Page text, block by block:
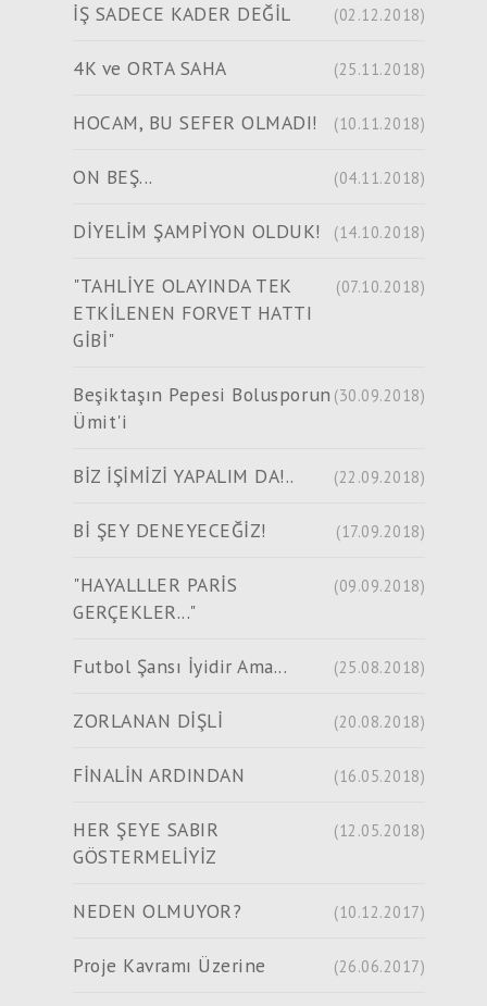
İŞ SADECE KADER DEĞİL (02.12.2018)
4K ve ORTA SAHA (25.11.2018)
HOCAM, BU SEFER OLMADI! (10.11.2018)
ON BEŞ... (04.11.2018)
DİYELİM ŞAMPİYON OLDUK! (14.10.2018)
"TAHLİYE OLAYINDA TEK
ETKİLENEN FORVET HATTI
GİBİ"
(07.10.2018)
Beşiktaşın Pepesi Bolusporun
Ümit'i
(30.09.2018)
BİZ İŞİMİZİ YAPALIM DA!.. (22.09.2018)
Bİ ŞEY DENEYECEĞİZ! (17.09.2018)
"HAYALLLER PARİS
GERÇEKLER..."
(09.09.2018)
Futbol Şansı İyidir Ama... (25.08.2018)
ZORLANAN DİŞLİ (20.08.2018)
FİNALİN ARDINDAN (16.05.2018)
HER ŞEYE SABIR
GÖSTERMELİYİZ
(12.05.2018)
NEDEN OLMUYOR? (10.12.2017)
Proje Kavramı Üzerine (26.06.2017)